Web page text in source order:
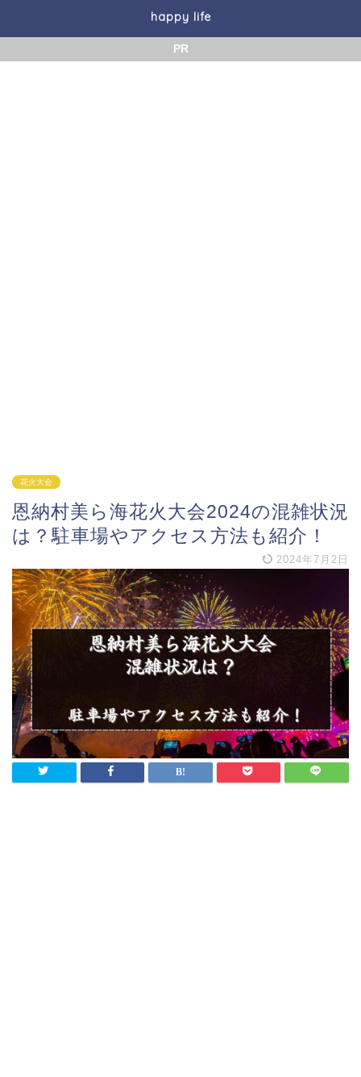
happy life
PR
花火大会
恩納村美ら海花火大会2024の混雑状況
は？駐車場やアクセス方法も紹介！
2024年7月2日